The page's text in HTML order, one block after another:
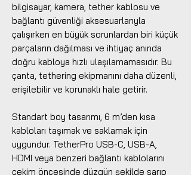
bilgisayar, kamera, tether kablosu ve
bağlantı güvenliği aksesuarlarıyla
çalışırken en büyük sorunlardan biri küçük
parçaların dağılması ve ihtiyaç anında
doğru kabloya hızlı ulaşılamamasıdır. Bu
çanta, tethering ekipmanını daha düzenli,
erişilebilir ve korunaklı hale getirir.
Standart boy tasarımı, 6 m’den kısa
kabloları taşımak ve saklamak için
uygundur. TetherPro USB-C, USB-A,
HDMI veya benzeri bağlantı kablolarını
çekim öncesinde düzgün şekilde sarıp